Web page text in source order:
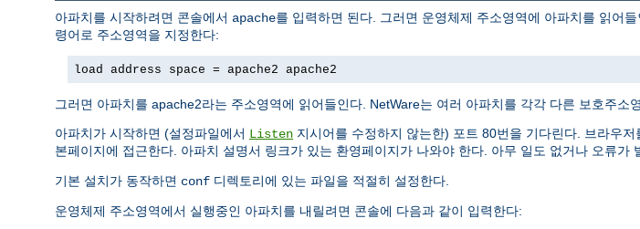
아파치를 시작하려면 콘솔에서 apache를 입력하면 된다. 그러면 운영체제 주소영역에 아파치를 읽어
령어로 주소영역을 지정한다:
load address space = apache2 apache2
그러면 아파치를 apache2라는 주소영역에 읽어들인다. NetWare는 여러 아파치를 각각 다른 보호주소
아파치가 시작하면 (설정파일에서 Listen 지시어를 수정하지 않는한) 포트 80번을 기다린다. 브라우
본페이지에 접근한다. 아파치 설명서 링크가 있는 환영페이지가 나와야 한다. 아무 일도 없거나 오류가
기본 설치가 동작하면 conf 디렉토리에 있는 파일을 적절히 설정한다.
운영체제 주소영역에서 실행중인 아파치를 내릴려면 콘솔에 다음과 같이 입력한다: